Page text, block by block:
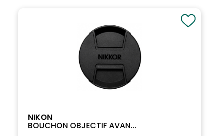
NIKON
BOUCHON OBJECTIF AVAN...